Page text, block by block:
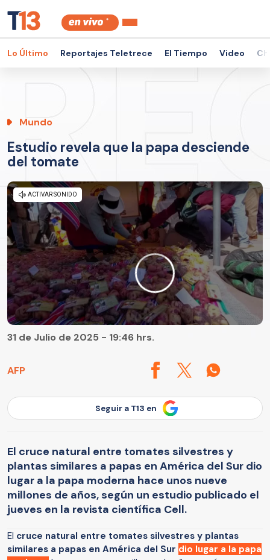
Lo Último Reportajes Teletrece El Tiempo Video
Mundo
Estudio revela que la papa desciende
del tomate
AFP
31 de Julio de 2025 - 19:46 hrs.
Seguir a T13 en
El cruce natural entre tomates silvestres y
plantas similares a papas en América del Sur dio
lugar a la papa moderna hace unos nueve
millones de años, según un estudio publicado el
jueves en la revista científica Cell.
El cruce natural entre tomates silvestres y plantas
similares a papas en América del Sur dio lugar a la papa